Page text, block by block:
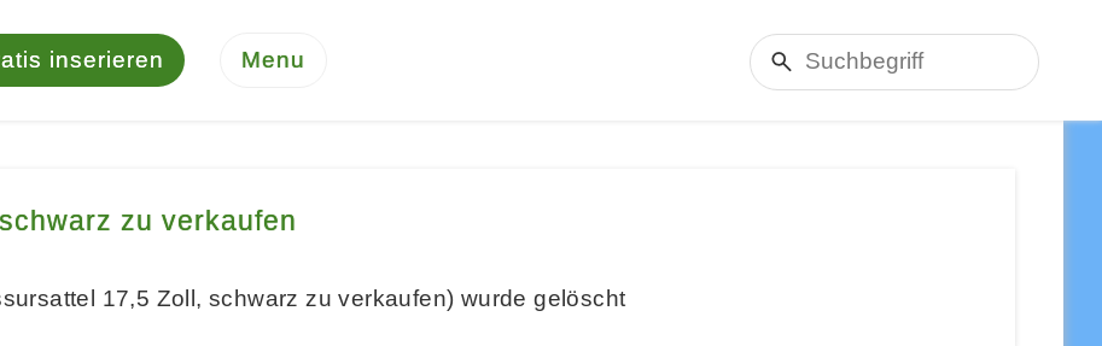
inserieren Menu
zu verkaufen
17,5 Zoll, schwarz zu verkaufen) wurde gelöscht